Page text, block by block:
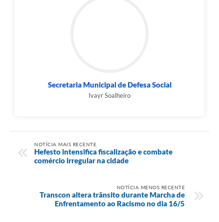
Secretaria Municipal de Defesa Social
Ivayr Soalheiro
NOTÍCIA MAIS RECENTE
Hefesto intensifica fiscalização e combate
comércio irregular na cidade
NOTÍCIA MENOS RECENTE
Transcon altera trânsito durante Marcha de
Enfrentamento ao Racismo no dia 16/5